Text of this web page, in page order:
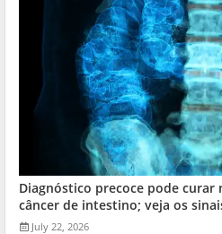
Diagnóstico precoce pode curar
câncer de intestino; veja os
July 22, 2026